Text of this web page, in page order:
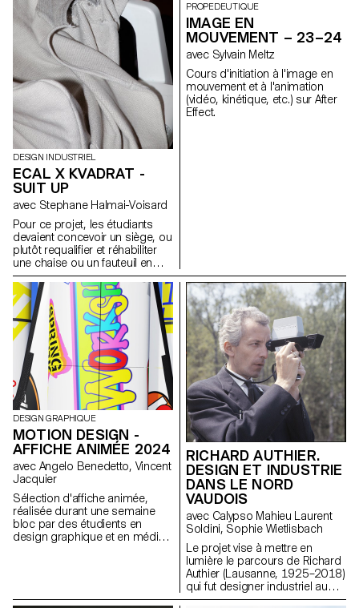
notre approche a consisté à
concevoir des structures
lumineuses à partir des
composants fournis par AGO
et inspirées par le tissu urbain
de Séoul, plutôt que de créer
de simples lampes.
dialoguent pour donner vie à
des expériences sensorielles
uniques. Ces projets ont été
réalisés dans le cadre du cours
supervisé par Sami Benhadj.
DESIGN INDUSTRIEL
ECAL X KVADRAT -
SUIT UP
avec Stephane Halmai-Voisard
Pour ce projet, les étudiants
devaient concevoir un siège, ou
plutôt requalifier et réhabiliter
une chaise ou un fauteuil en
utilisant des modèles existants
comme la monobloc, la chaise
bistro en aluminium ou la
chaise longue, en tant que
structure de base. En
employant des textiles
d’ameublement Kvadrat, les
designs devaient être
réversibles, c’est-à-dire ne pas
altérer la structure existante.
Tout en pouvant conserver ou
modifier la fonction originale de
la chaise, les propositions
visaient à améliorer le confort et
l’aspect esthétique des sièges.
PROPEDEUTIQUE
IMAGE EN
MOUVEMENT – 23–24
avec Sylvain Meltz
Cours d'initiation à l'image en
mouvement et à l'animation
(vidéo, kinétique, etc.) sur After
Effect.
DESIGN GRAPHIQUE
MOTION DESIGN -
AFFICHE ANIMÉE 2024
avec Angelo Benedetto, Vincent
Jacquier
Sélection d'affiche animée,
réalisée durant une semaine
bloc par des étudients en
design graphique et en média
l'ECAL à venir.
RICHARD AUTHIER.
DESIGN ET INDUSTRIE
DANS LE NORD
VAUDOIS
avec Calypso Mahieu Laurent
Soldini, Sophie Wietlisbach
Le projet vise à mettre en
lumière le parcours de Richard
Authier (Lausanne, 1925–2018)
qui fut designer industriel au
sein de l’entreprise Hermes